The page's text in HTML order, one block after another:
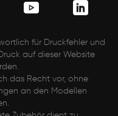
für Druckfehler und
auf dieser Website
das Recht vor, ohne
an den Modellen